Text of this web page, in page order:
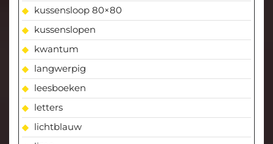
kussensloop 80×80
kussenslopen
kwantum
langwerpig
leesboeken
letters
lichtblauw